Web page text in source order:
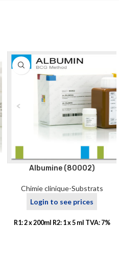
Albumine (80002)
Chimie clinique-Substrats
Login to see prices
R1: 2 x 200ml R2: 1 x 5 ml TVA: 7%